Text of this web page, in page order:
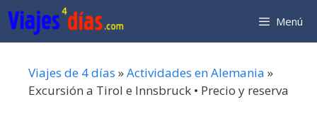
Saltar
al
contenido
Menú
Viajes de 4 días »Actividades en Alemania »
Excursión a Tirol e Innsbruck • Precio y reserva